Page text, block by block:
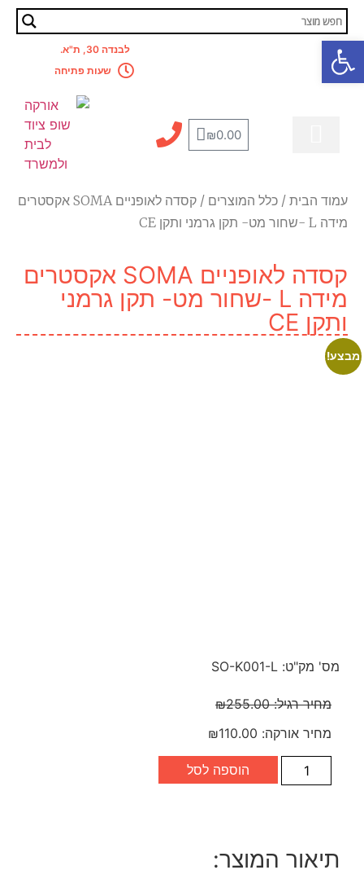
לבנדה 30, ת"א.
שעות פתיחה
₪0.00
עמוד הבית / כלל המוצרים
/ קסדה לאופניים SOMA אקסטרים
מידה L -שחור מט- תקן גרמני ותקן CE
קסדה לאופניים SOMA אקסטרים
מידה L -שחור מט- תקן גרמני
ותקן CE
מס' מק"ט: SO-K001-L
מחיר רגיל: ₪255.00
מחיר אורקה:
₪110.00
הוספה לסל
תיאור המוצר:
מבצע!
פתח סרגל נגישות